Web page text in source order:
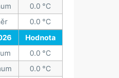
0.0 °C
0.0 °C
Hodnota
0.0 °C
0.0 °C